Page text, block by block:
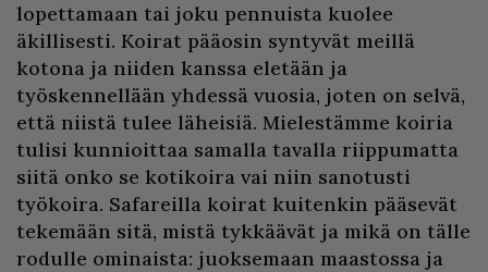
lopettamaan tai joku pennuista kuolee
äkillisesti. Koirat pääosin syntyvät meillä
kotona ja niiden kanssa eletään ja
työskennellään yhdessä vuosia, joten on selvä,
että niistä tulee läheisiä. Mielestämme koiria
tulisi kunnioittaa samalla tavalla riippumatta
siitä onko se kotikoira vai niin sanotusti
työkoira. Safareilla koirat kuitenkin pääsevät
tekemään sitä, mistä tykkäävät ja mikä on tälle
rodulle ominaista: juoksemaan maastossa ja